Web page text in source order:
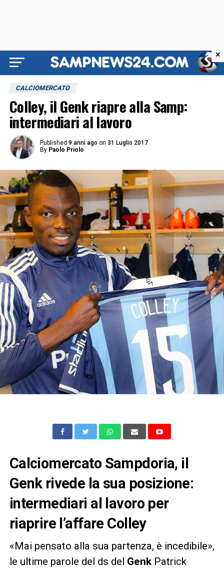
CALCIOMERCATO
Colley, il Genk riapre alla Samp:
intermediari al lavoro
Published 9 anni ago on 31 Luglio 2017
By Paolo Priolo
Calciomercato Sampdoria, il
Genk rivede la sua posizione:
intermediari al lavoro per
riaprire l’affare Colley
«Mai pensato alla sua partenza, è incedibile»,
le ultime parole del ds del GenkPatrick
×